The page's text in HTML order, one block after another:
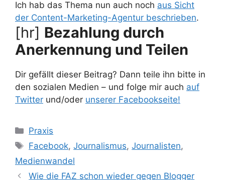
Ich hab das Thema nun auch noch aus Sicht
der Content-Marketing-Agentur beschrieben.
[hr] Bezahlung durch
Anerkennung und Teilen
Dir gefällt dieser Beitrag? Dann teile ihn bitte in
den sozialen Medien – und folge mir auch auf
Twitter und/oder unserer Facebookseite!
Kategorien
Praxis
Schlagwörter
Facebook,Journalismus,Journalisten,
Medienwandel
Wie die FAZ schon wieder gegen Blogger